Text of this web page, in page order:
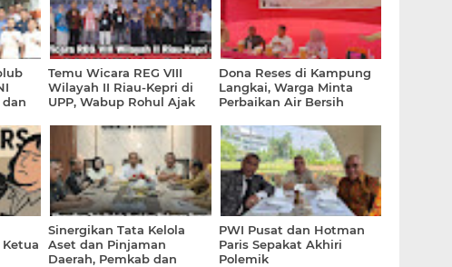
dan
Temu Wicara REG VIII
Wilayah II Riau-Kepri di
UPP, Wabup Rohul Ajak
Berkolaborasi
Dona Reses di Kampung
Langkai, Warga Minta
Perbaikan Air Bersih
Petani Sawit
Sinergikan Tata Kelola
Aset dan Pinjaman
Daerah, Pemkab dan
PWI Pusat dan Hotman
Paris Sepakat Akhiri
Polemik